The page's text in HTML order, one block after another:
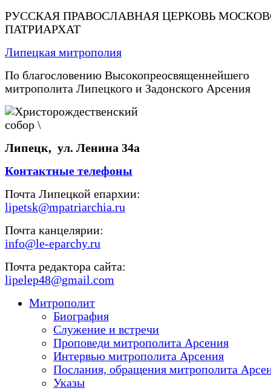
РУССКАЯ ПРАВОСЛАВНАЯ ЦЕРКОВЬ
ПАТРИАРХАТ
Липецкая митрополия
По благословению Высокопреосвященнейшего
митрополита Липецкого и Задонского Арсения
Липецк, ул. Ленина 34а
Контактные телефоны
Почта Липецкой епархии:
lipetsk@mpatriarchia.ru
Почта канцелярии:
info@le-eparchy.ru
Почта редактора сайта:
lipelep48@gmail.com
Митрополит
Биография
Служение и встречи
Проповеди митрополита Арсения
Интервью митрополита Арсения
Послания, обращения митрополита
Указы